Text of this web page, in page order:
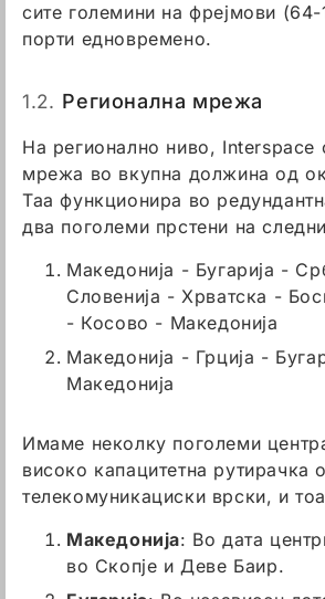
сите големини на фрејмови (64-
порти едновремено.
1.2. Регионална мрежа
На регионално ниво, Interspace
мрежа во вкупна должина од
Таа функционира во
два поголеми прстени на
Македонија - Бугарија -
Словенија - Хрватска -
- Косово - Македонија
Македонија - Грција -
Македонија
Имаме неколку поголеми
високо капацитетна рутирачка
телекомуникациски врски, и
Македонија: Во дата
во Скопје и Деве Баир.